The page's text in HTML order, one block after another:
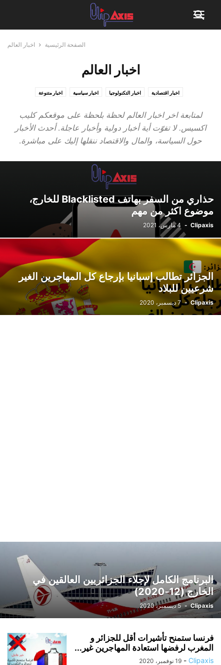
الصفحة الرئيسية اخبار العالم
اخبار العالم
اخبار اقتصادية اخبار التكنولوجيا اخبار سياسية اخبار متنوعة
لمتابعة اخر اخبار العالم لحظة بلحظة على موقعكم كليب
اكسيس. لا تفوّت أية أخبار دولية وأخبار عاجلة. أحدث الأخبار
حول السياسة، والمال والاقتصاد ننقلها إليك على مباشرة.
حذاري من السفر بهاتف Blacklisted للخارج،
موضوع اكثر من مهم
Clipaxis
- 4 مارس، 2021
الجزائر تطالب إسبانيا بإرجاع كل المهاجرين الغير
شرعيين للبلاد
Clipaxis
- 7 ديسمبر، 2020
البرنامج الكامل لإجلاء الجزائريين العالقين في
الخارج (12-2020)
Clipaxis
- 5 ديسمبر، 2020
فرنسا ستمنح تأشيرات أقل للجزائر و
المغرب لرفضها استعادة المهاجرين غير...
Clipaxis
- 19 نوفمبر، 2020